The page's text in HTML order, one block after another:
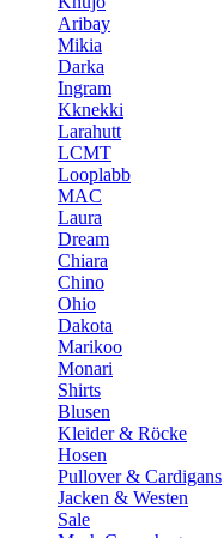
Aribay
Mikia
Darka
Ingram
Kknekki
Larahutt
LCMT
Looplabb
MAC
Laura
Dream
Chiara
Chino
Ohio
Dakota
Marikoo
Monari
Shirts
Blusen
Kleider & Röcke
Hosen
Pullover & Cardigans
Jacken & Westen
Sale